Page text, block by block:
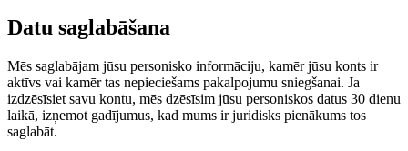
Datu saglabāšana
Mēs saglabājam jūsu personisko informāciju, kamēr jūsu konts ir
aktīvs vai kamēr tas nepieciešams pakalpojumu sniegšanai. Ja
izdzēsīsiet savu kontu, mēs dzēsīsim jūsu personiskos datus 30 dienu
laikā, izņemot gadījumus, kad mums ir juridisks pienākums tos
saglabāt.